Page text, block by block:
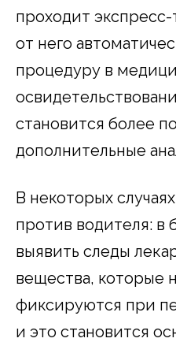
проходит
от него
процедуру в
становится более
дополнительные
В некоторых
против водителя: в
выявить следы
вещества, которые
фиксируются при
и это становится